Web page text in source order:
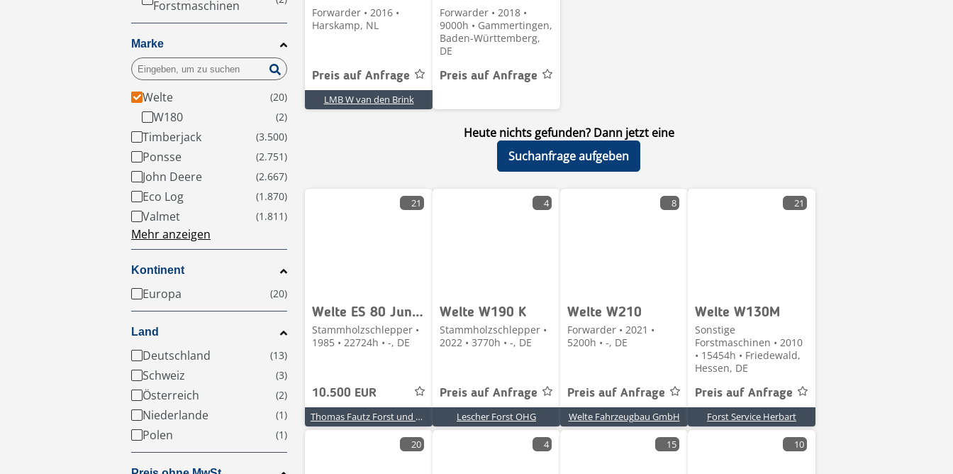
Forstmaschinen
Marke
Welte
W180
Timberjack
Ponsse
John Deere
Eco Log
Valmet
Mehr anzeigen
Kontinent
Europa
Land
Deutschland
Schweiz
Österreich
Niederlande
Polen
Forwarder • 2016 •
Harskamp, NL
Preis auf Anfrage
LMB W van den Brink
Forwarder • 2018 •
9000h • Gammertingen,
Baden-Württemberg,
DE
Preis auf Anfrage
Heute nichts gefunden? Dann jetzt eine
Suchanfrage aufgeben
21
Welte ES 80 Junior
Stammholzschlepper •
1985 • 22724h • -, DE
10.500 EUR
Thomas Fautz Forst und Baumaschinenhandel
4
Welte W190 K
Stammholzschlepper •
2022 • 3770h • -, DE
Preis auf Anfrage
Lescher Forst OHG
8
Welte W210
Forwarder • 2021 •
5200h • -, DE
Preis auf Anfrage
Welte Fahrzeugbau GmbH
21
Welte W130M
Sonstige
Forstmaschinen • 2010
• 15454h • Friedewald,
Hessen, DE
Preis auf Anfrage
Forst Service Herbart
20 4 15 10